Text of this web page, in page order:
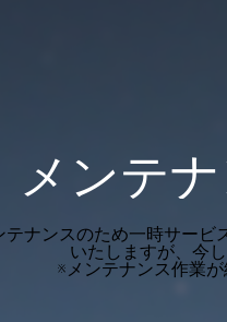
メンテ
テナンスのため一時サービ
いたしますが、今
※メンテナンス作業が